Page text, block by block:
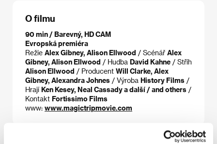
O filmu
90 min / Barevný, HD CAM
Evropská premiéra
Režie Alex Gibney, Alison Ellwood / Scénář Alex
Gibney, Alison Ellwood / Hudba David Kahne / Střih
Alison Ellwood / Producent Will Clarke, Alex
Gibney, Alexandra Johnes / Výroba History Films /
Hrají Ken Kesey, Neal Cassady a další / and others /
Kontakt Fortissimo Films
www: www.magictripmovie.com